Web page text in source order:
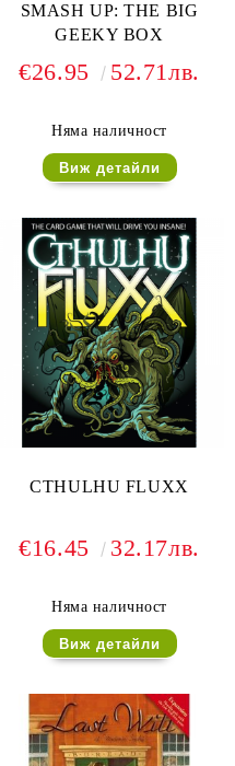
SMASH UP: THE BIG
GEEKY BOX
€26.95 52.71лв.
Няма наличност
Виж детайли
CTHULHU FLUXX
€16.45 32.17лв.
Няма наличност
Виж детайли